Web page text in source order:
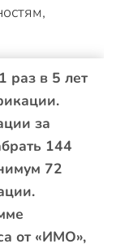
раз в 5 лет
за
144
72
от «ИМО»,